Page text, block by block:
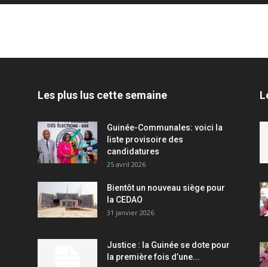
Les plus lus cette semaine
Guinée-Communales: voici la
liste provisoire des
candidatures
25 avril 2026
Bientôt un nouveau siège pour
la CEDAO
31 janvier 2026
Justice : la Guinée se dote pour
la première fois d’une...